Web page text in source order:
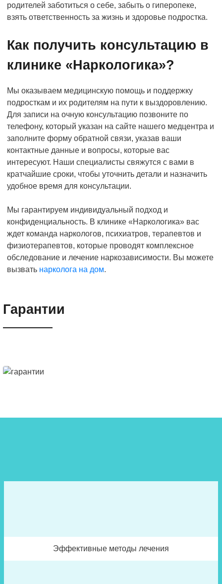
родителей заботиться о себе, забыть о гиперопеке,
взять ответственность за жизнь и здоровье подростка.
Как получить консультацию в
клинике «Наркологика»?
Мы оказываем медицинскую помощь и поддержку
подросткам и их родителям на пути к выздоровлению.
Для записи на очную консультацию позвоните по
телефону, который указан на сайте нашего медцентра и
заполните форму обратной связи, указав ваши
контактные данные и вопросы, которые вас
интересуют. Наши специалисты свяжутся с вами в
кратчайшие сроки, чтобы уточнить детали и назначить
удобное время для консультации.
Мы гарантируем индивидуальный подход и
конфиденциальность. В клинике «Наркологика» вас
ждет команда наркологов, психиатров, терапевтов и
физиотерапевтов, которые проводят комплексное
обследование и лечение наркозависимости. Вы можете
вызвать нарколога на дом.
Гарантии
Эффективные методы лечения